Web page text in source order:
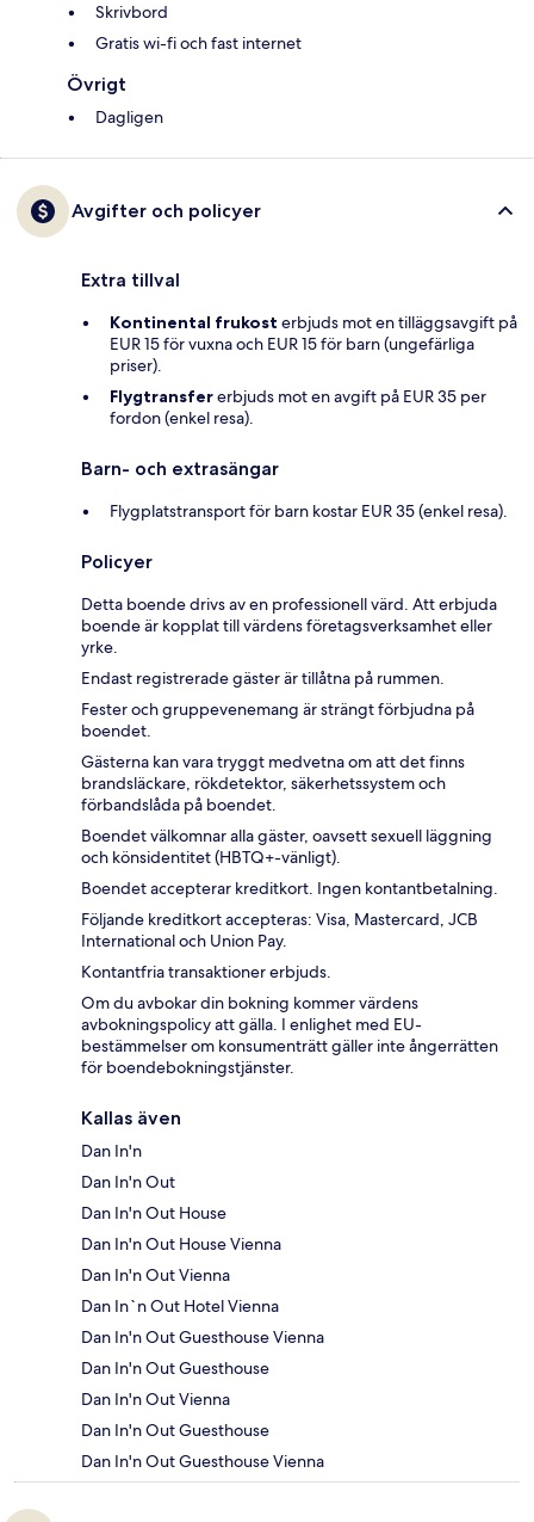
Skrivbord
Gratis wi-fi och fast internet
Övrigt
Dagligen
Avgifter och policyer
Extra tillval
Kontinental frukost erbjuds mot en tilläggsavgift på
EUR 15 för vuxna och EUR 15 för barn (ungefärliga
priser).
Flygtransfererbjuds mot en avgift på EUR 35 per
fordon (enkel resa).
Barn- och extrasängar
Flygplatstransport för barn kostar EUR 35 (enkel resa).
Policyer
Detta boende drivs av en professionell värd. Att erbjuda
boende är kopplat till värdens företagsverksamhet eller
yrke.
Endast registrerade gäster är tillåtna på rummen.
Fester och gruppevenemang är strängt förbjudna på
boendet.
Gästerna kan vara tryggt medvetna om att det finns
brandsläckare, rökdetektor, säkerhetssystem och
förbandslåda på boendet.
Boendet välkomnar alla gäster, oavsett sexuell läggning
och könsidentitet (HBTQ+-vänligt).
Boendet accepterar kreditkort. Ingen kontantbetalning.
Följande kreditkort accepteras: Visa, Mastercard, JCB
International och Union Pay.
Kontantfria transaktioner erbjuds.
Om du avbokar din bokning kommer värdens
avbokningspolicy att gälla. I enlighet med EU-
bestämmelser om konsumenträtt gäller inte ångerrätten
för boendebokningstjänster.
Kallas även
Dan In'n
Dan In'n Out
Dan In'n Out House
Dan In'n Out House Vienna
Dan In'n Out Vienna
Dan In`n Out Hotel Vienna
Dan In'n Out Guesthouse Vienna
Dan In'n Out Guesthouse
Dan In'n Out Vienna
Dan In'n Out Guesthouse
Dan In'n Out Guesthouse Vienna